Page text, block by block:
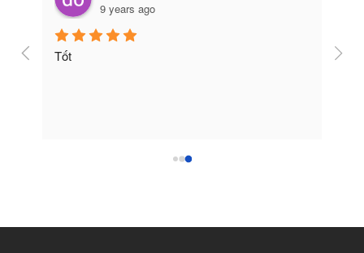
9 years ago
Tốt